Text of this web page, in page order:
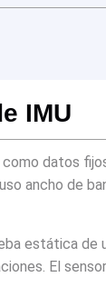
IMU
datos
ancho de
estática de
El